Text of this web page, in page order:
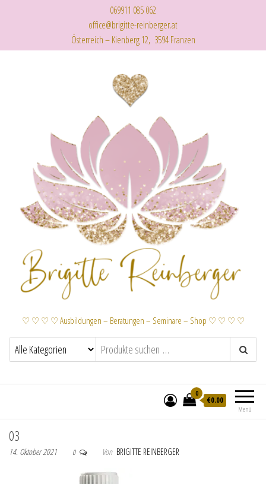
069911 085 062
office@brigitte-reinberger.at
Österreich – Kienberg 12, 3594 Franzen
♡ ♡ ♡ ♡ Ausbildungen – Beratungen – Seminare – Shop ♡ ♡ ♡ ♡
Menü
0
€0.00
03
14. Oktober 2021 0 Von BRIGITTE REINBERGER